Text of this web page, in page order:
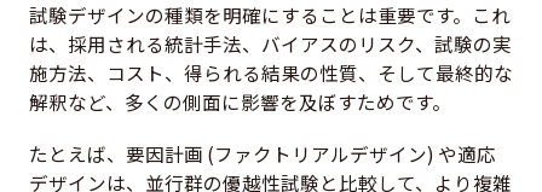
試験デザインの種類を明確にすることは重要です。これ
は、採用される統計手法、バイアスのリスク、試験の実
施方法、コスト、得られる結果の性質、そして最終的な
解釈など、多くの側面に影響を及ぼすためです。
たとえば、要因計画 (ファクトリアルデザイン) や適応
デザインは、並行群の優越性試験と比較して、より複雑